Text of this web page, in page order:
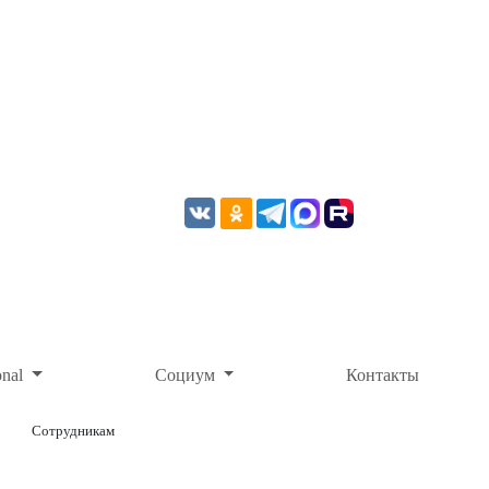
Социум Контакты
Сотрудникам